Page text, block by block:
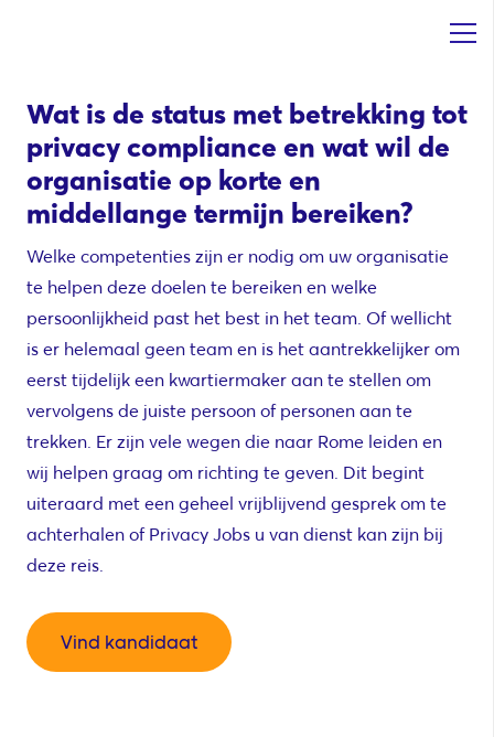
Wat is de status met betrekking tot
privacy compliance en wat wil de
organisatie op korte en
middellange termijn bereiken?
Welke competenties zijn er nodig om uw organisatie
te helpen deze doelen te bereiken en welke
persoonlijkheid past het best in het team. Of wellicht
is er helemaal geen team en is het aantrekkelijker om
eerst tijdelijk een kwartiermaker aan te stellen om
vervolgens de juiste persoon of personen aan te
trekken. Er zijn vele wegen die naar Rome leiden en
wij helpen graag om richting te geven. Dit begint
uiteraard met een geheel vrijblijvend gesprek om te
achterhalen of Privacy Jobs u van dienst kan zijn bij
deze reis.
Vind kandidaat